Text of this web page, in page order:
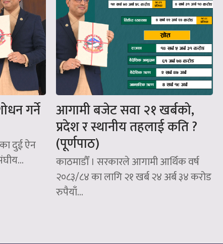
गर्ने
दुई ऐन
आगामी बजेट सवा २१ खर्बको,
प्रदेश र स्थानीय तहलाई कति ?
(पूर्णपाठ)
काठमाडौँ । सरकारले आगामी आर्थिक वर्ष
२०८३/८४ का लागि २१ खर्ब २४ अर्ब ३४ करोड
रुपैयाँ...